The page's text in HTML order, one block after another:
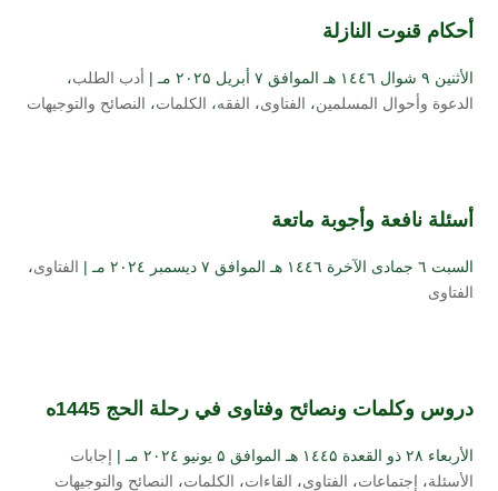
أحكام قنوت النازلة
الأثنين ۹ شوال ۱٤٤٦ هـ الموافق ۷ أبريل ۲۰۲۵ مـ | أدب الطلب،
الدعوة وأحوال المسلمين، الفتاوى، الفقه، الكلمات، النصائح والتوجيهات
أسئلة نافعة وأجوبة ماتعة
السبت ٦ جمادى الآخرة ۱٤٤٦ هـ الموافق ۷ ديسمبر ۲۰۲٤ مـ | الفتاوى،
الفتاوى
دروس وكلمات ونصائح وفتاوى في رحلة الحج 1445ه
الأربعاء ۲۸ ذو القعدة ۱٤٤۵ هـ الموافق ۵ يونيو ۲۰۲٤ مـ |
إجابات
الأسئلة، إجتماعات، الفتاوى، القاءات، الكلمات، النصائح والتوجيهات